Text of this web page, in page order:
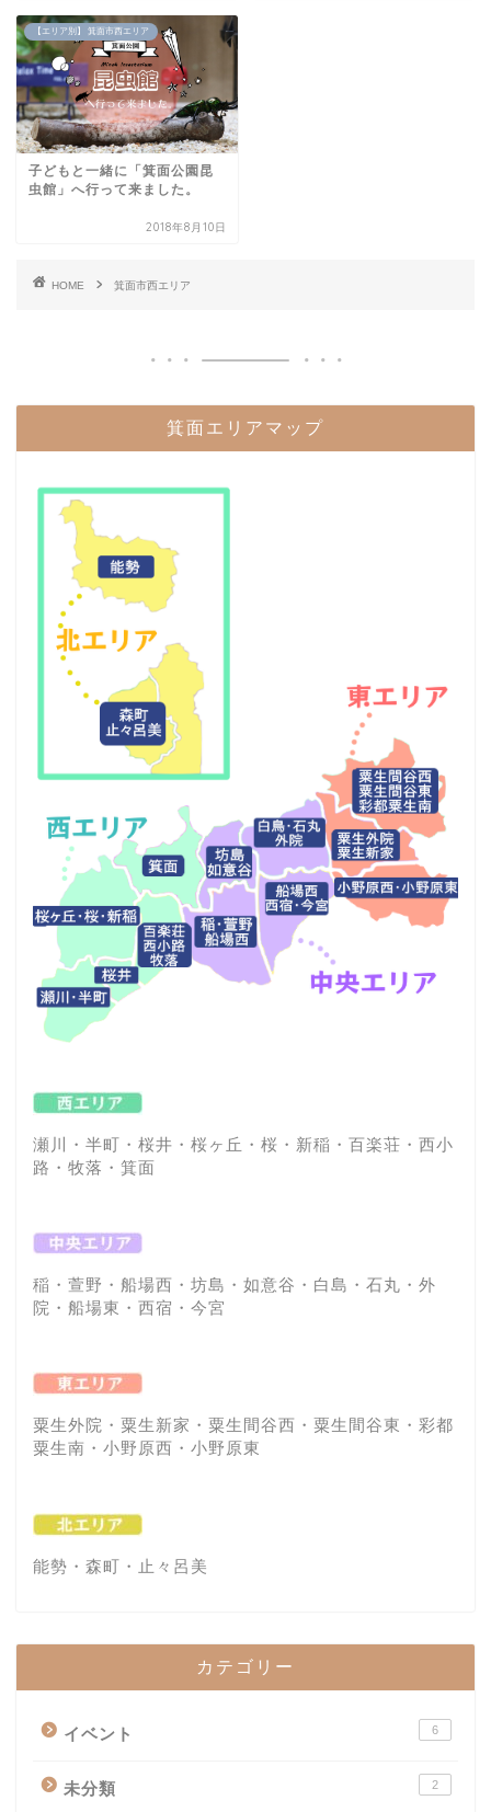
【エリア別】 箕面市西エリア
子どもと一緒に「箕面公園昆
虫館」へ行って来ました。
2018年8月10日
HOME 箕面市西エリア
箕面エリアマップ
瀬川・半町・桜井・桜ヶ丘・桜・新稲・百楽荘・西小
路・牧落・箕面
稲・萱野・船場西・坊島・如意谷・白島・石丸・外
院・船場東・西宿・今宮
粟生外院・粟生新家・粟生間谷西・粟生間谷東・彩都
粟生南・小野原西・小野原東
能勢・森町・止々呂美
カテゴリー
イベント 6
未分類 2